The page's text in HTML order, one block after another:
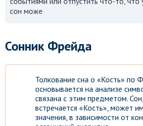
сон може
Сонник Фрейда
Толкование сна о «Кость» по
основывается на анализе
связана с этим предметом.
встречается «Кость», может
значения, в зависимости от